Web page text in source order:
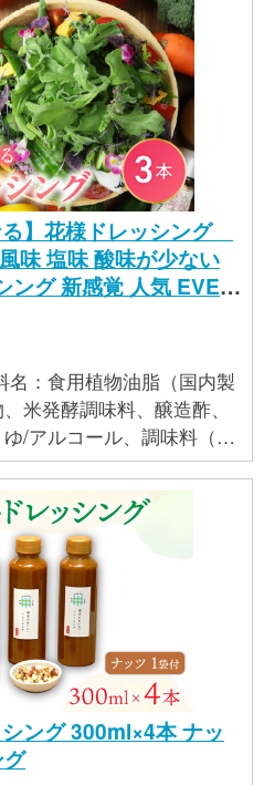
※高温多湿・直
してください 開封後
早くお召し上がり下さい ■
日向市
る】花様ドレッシング
味 塩味 酸味が少ない
ング 新感覚 人気 EVER
米発酵調味料、醸造酢、
/アルコール、調味料（ア
・小麦を含む）
ング 300ml×4本 ナッ